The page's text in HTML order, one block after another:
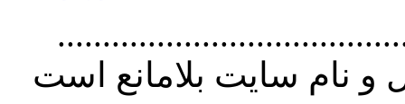
استفاده از
نام سايت بلامانع است